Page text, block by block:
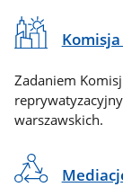
Zadaniem
warszawskich.